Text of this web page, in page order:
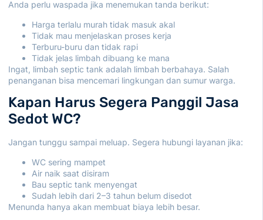
Anda perlu waspada jika menemukan tanda berikut:
Harga terlalu murah tidak masuk akal
Tidak mau menjelaskan proses kerja
Terburu-buru dan tidak rapi
Tidak jelas limbah dibuang ke mana
Ingat, limbah septic tank adalah limbah berbahaya. Salah
penanganan bisa mencemari lingkungan dan sumur warga.
Kapan Harus Segera Panggil Jasa
Sedot WC?
Jangan tunggu sampai meluap. Segera hubungi layanan jika:
WC sering mampet
Air naik saat disiram
Bau septic tank menyengat
Sudah lebih dari 2–3 tahun belum disedot
Menunda hanya akan membuat biaya lebih besar.